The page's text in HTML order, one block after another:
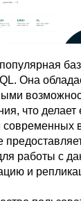
Она
что
современных
работы с
и